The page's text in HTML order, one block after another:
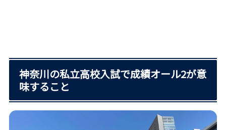
神奈川の私立高校入試で成績オール2が意
味すること